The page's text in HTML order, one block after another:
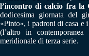
l’incontro di calcio fra la
dodicesima giornata del
«Pinto», i padroni di casa e
(l’altro in contemporanea
meridionale di terza serie.